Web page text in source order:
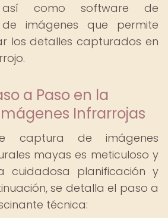
como software de
de imágenes que permite
los detalles capturados en
a Paso en la
Infrarrojas
captura de imágenes
mayas es meticuloso y
cuidadosa planificación y
se detalla el paso a
técnica: